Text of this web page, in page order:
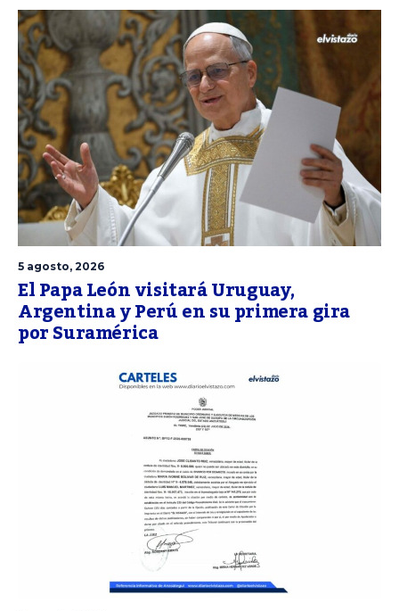
5 agosto, 2026
El Papa León visitará Uruguay,
Argentina y Perú en su primera gira
por Suramérica